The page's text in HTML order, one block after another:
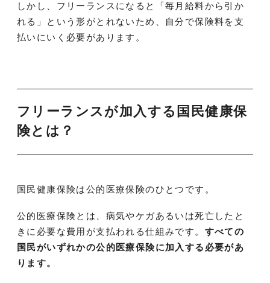
しかし、フリーランスになると「毎月給料から引か
れる」という形がとれないため、自分で保険料を支
払いにいく必要があります。
フリーランスが加入する国民健康保
険とは？
国民健康保険は公的医療保険のひとつです。
公的医療保険とは、病気やケガあるいは死亡したと
きに必要な費用が支払われる仕組みです。 すべての
国民がいずれかの公的医療保険に加入する必要があ
ります。